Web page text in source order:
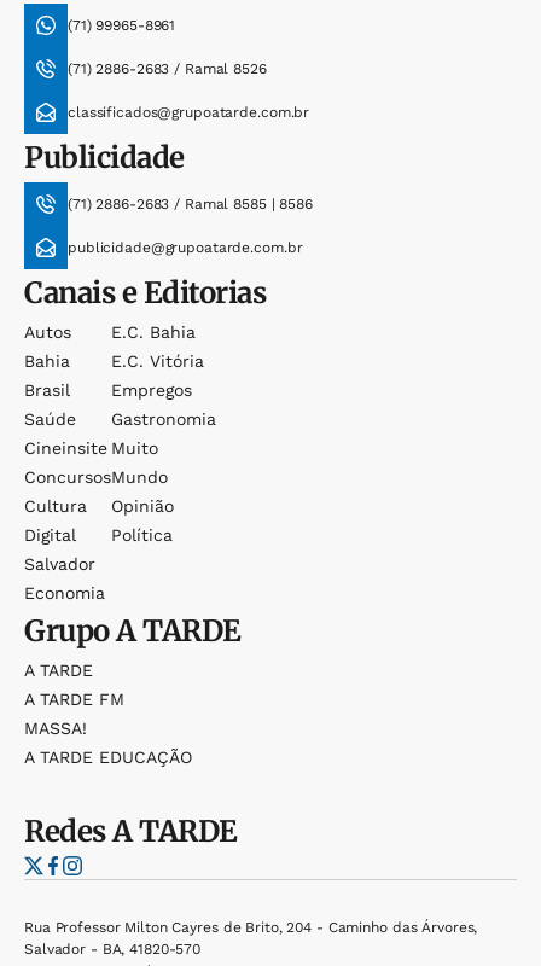
(71) 99965-8961
(71) 2886-2683 / Ramal 8526
classificados@grupoatarde.com.br
Publicidade
(71) 2886-2683 / Ramal 8585 | 8586
publicidade@grupoatarde.com.br
Canais e Editorias
Autos
Bahia
Brasil
Saúde
Cineinsite
Concursos
Cultura
Digital
Salvador
Economia
E.c. Bahia
E.c. Vitória
Empregos
Gastronomia
Muito
Mundo
Opinião
Política
GrupoA TARDE
A TARDE
A TARDE FM
MASSA!
A TARDE EDUCAÇÃO
RedesA TARDE
Rua Professor Milton Cayres de Brito, 204 - Caminho das Árvores,
Salvador - BA, 41820-570